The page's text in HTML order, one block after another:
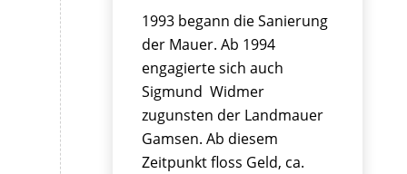
1993 begann die Sanierung
der Mauer. Ab 1994
engagierte sich auch
Sigmund Widmer
zugunsten der Landmauer
Gamsen. Ab diesem
Zeitpunkt floss Geld, ca.